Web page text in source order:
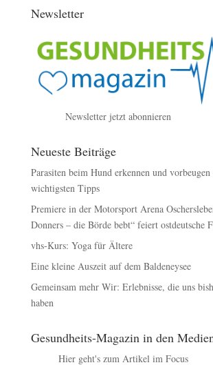
Newsletter
Newsletter jetzt abonnieren
Neueste Beiträge
Parasiten beim Hund erkennen und
wichtigsten Tipps
Premiere in der Motorsport Arena
Donners – die Börde bebt“ feiert ostdeutsche
vhs-Kurs: Yoga für Ältere
Eine kleine Auszeit auf dem Baldeneysee
Gemeinsam mehr Wir: Erlebnisse, die uns
haben
Gesundheits-Magazin in den
Hier geht's zum Artikel im Focus